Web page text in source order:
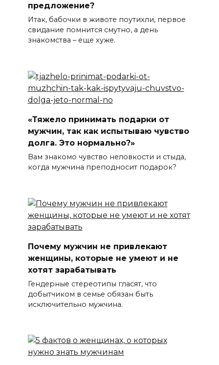
предложение?
Итак, бабочки в животе поутихли, первое
свидание помнится смутно, а день
знакомства – еще хуже.
«Тяжело принимать подарки от
мужчин, так как испытываю чувство
долга. Это нормально?»
Вам знакомо чувство неловкости и стыда,
когда мужчина преподносит подарок?
Почему мужчин не привлекают
женщины, которые не умеют и не
хотят зарабатывать
Гендерные стереотипы гласят, что
добытчиком в семье обязан быть
исключительно мужчина.